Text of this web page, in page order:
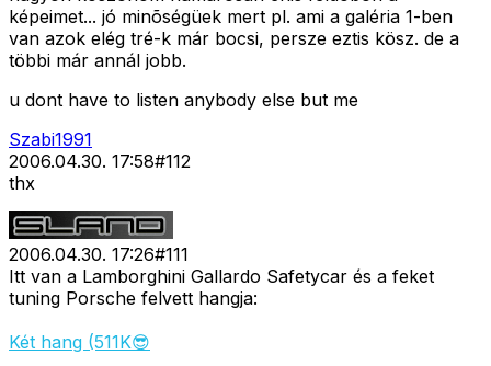
képeimet... jó minõségüek mert pl. ami a galéria 1-ben
van azok elég tré-k már bocsi, persze eztis kösz. de a
többi már annál jobb.
u dont have to listen anybody else but me
Szabi1991
2006.04.30. 17:58#112
thx
2006.04.30. 17:26#111
Itt van a Lamborghini Gallardo Safetycar és a feket
tuning Porsche felvett hangja:
Két hang (511K😎